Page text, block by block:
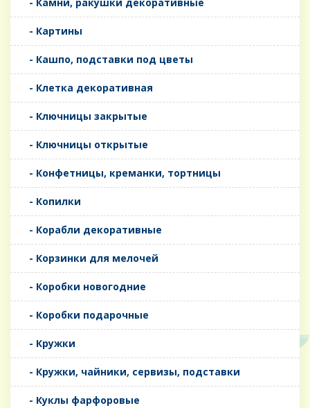
- Картины
- Кашпо, подставки под цветы
- Клетка декоративная
- Ключницы закрытые
- Ключницы открытые
- Конфетницы, креманки, тортницы
- Копилки
- Корабли декоративные
- Корзинки для мелочей
- Коробки новогодние
- Коробки подарочные
- Кружки
- Кружки, чайники, сервизы, подставки
- Куклы фарфоровые